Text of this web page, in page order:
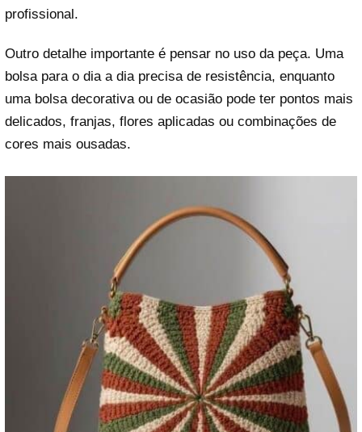
profissional.
Outro detalhe importante é pensar no uso da peça. Uma
bolsa para o dia a dia precisa de resistência, enquanto
uma bolsa decorativa ou de ocasião pode ter pontos mais
delicados, franjas, flores aplicadas ou combinações de
cores mais ousadas.